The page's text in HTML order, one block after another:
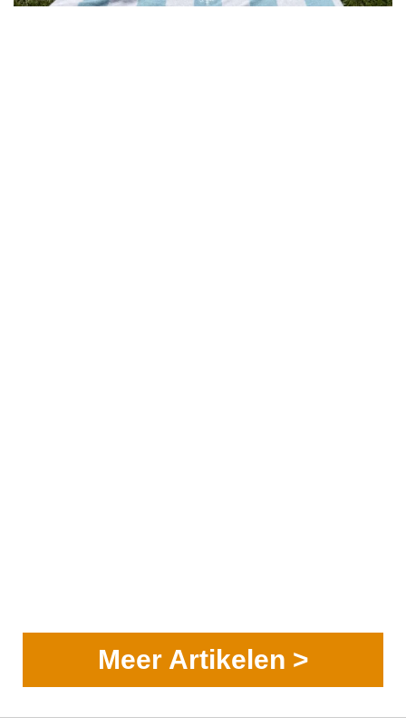
Meer Artikelen >